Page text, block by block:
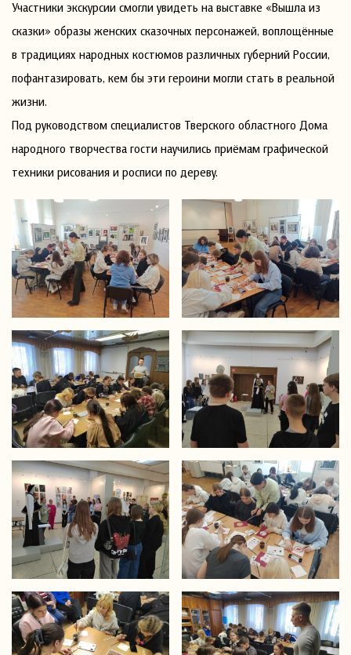
Участники экскурсии смогли увидеть на выставке «Вышла из
сказки» образы женских сказочных персонажей, воплощённые
в традициях народных костюмов различных губерний России,
пофантазировать, кем бы эти героини могли стать в реальной
жизни.
Под руководством специалистов Тверского областного Дома
народного творчества гости научились приёмам графической
техники рисования и росписи по дереву.